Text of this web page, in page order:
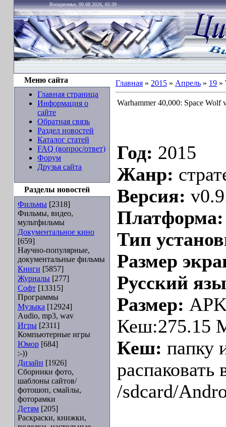
Воскресенье, 09.08.2026, 05:39
Меню сайта
Главная страница
Информация о
сайте
Обратная связь
Раздел новостей
Каталог статей
FAQ (вопрос/ответ)
Форум
Друзья сайта
Разделы новостей
Фильмы [2318]
Фильмы, видео,
мультфильмы
Документальное кино
[659]
Научно-популярные,
документальные фильмы
Книги [5857]
Журналы [277]
Софт [13315]
Программы
Музыка [12924]
Audio, mp3, wav
Игры [2311]
Компьютерные игры
Юмор [684]
:-))
Дизайн [1926]
Сборники фото,
шаблоны сайтов/
фотошоп, смайлы,
фоторамки
Детям [205]
Раскраски, книжки,
Главная » 2015 » Апрель » 19 »
Warhammer 40,000: Space Wolf
Год: 2015
Жанр:
Версия:
Платформа:
Тип
Размер
Русский
Размер:
Кеш:275.15
Кеш: папку
распаковать
/sdcard/